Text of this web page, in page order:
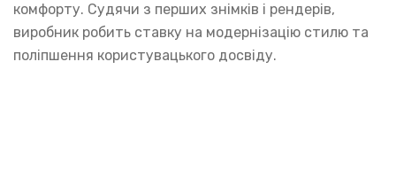
комфорту. Судячи з перших знімків і рендерів,
виробник робить ставку на модернізацію стилю та
поліпшення користувацького досвіду.